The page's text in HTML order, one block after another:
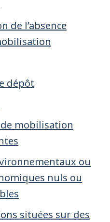
de l’absence
dépôt
mobilisation
ou
nuls ou
situées sur des